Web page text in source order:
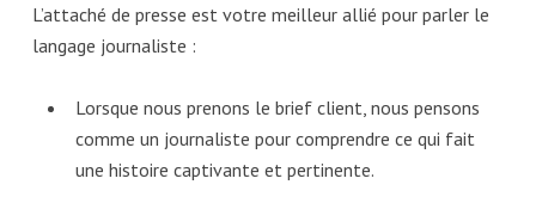
L’attaché de presse est votre meilleur allié pour parler le
langage journaliste :
Lorsque nous prenons le brief client, nous pensons
comme un journaliste pour comprendre ce qui fait
une histoire captivante et pertinente.